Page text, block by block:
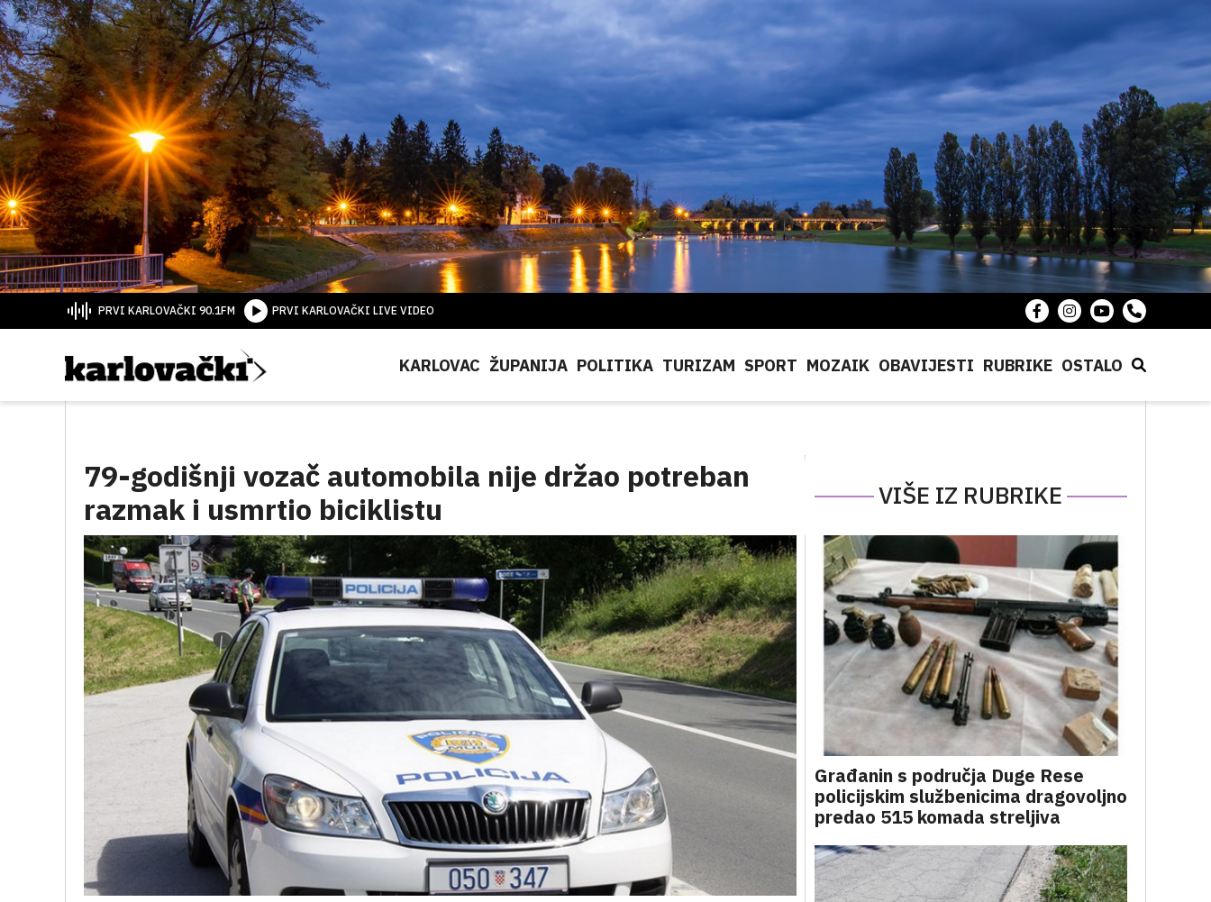
PRVI KARLOVAČKI 90.1FM PRVI KARLOVAČKI LIVE VIDEO
KARLOVAC ŽUPANIJA POLITIKA TURIZAM SPORT MOZAIK OBAVIJESTI RUBRIKE OSTALO
79-godišnji vozač automobila nije držao potreban
razmak i usmrtio biciklistu
VIŠE IZ RUBRIKE
Građanin s područja Duge Rese
policijskim službenicima dragovoljno
predao 515 komada streljiva